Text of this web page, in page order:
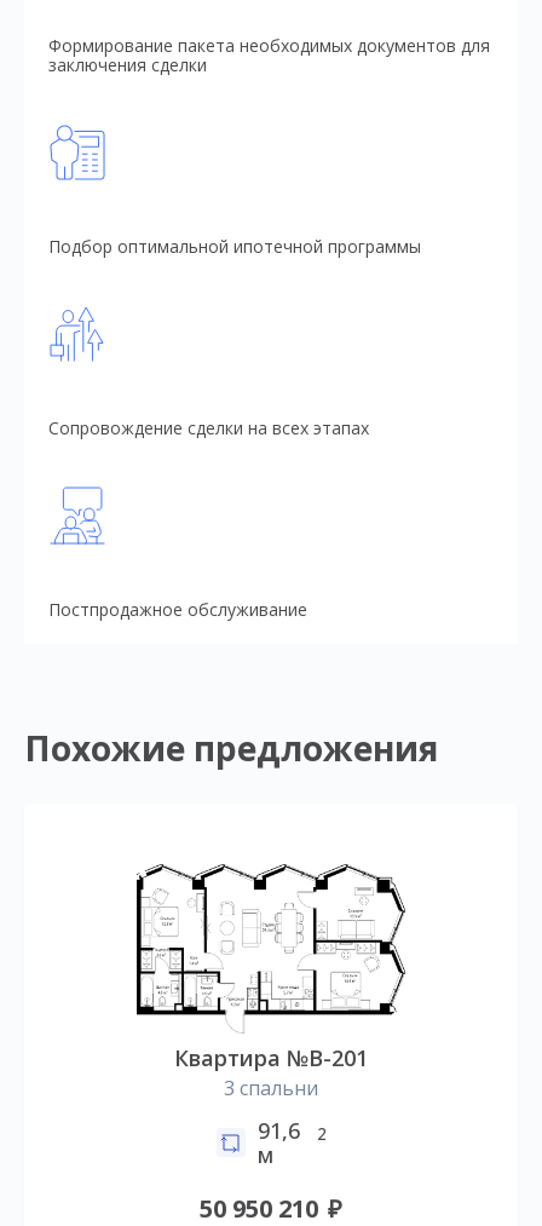
Формирование пакета необходимых документов для
заключения сделки
Подбор оптимальной ипотечной программы
Сопровождение сделки на всех этапах
Постпродажное обслуживание
Похожие предложения
Квартира №B-201
3 спальни
91,6
м
2
50 950 210